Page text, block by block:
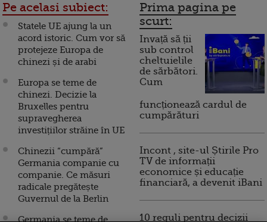
Pe acelasi subiect:
Statele UE ajung la un
acord istoric. Cum vor să
protejeze Europa de
chinezi și de arabi
Europa se teme de
chinezi. Decizie la
Bruxelles pentru
supravegherea
investițiilor străine în UE
Chinezii “cumpără”
Germania companie cu
companie. Ce măsuri
radicale pregătește
Guvernul de la Berlin
Germania se teme de
Prima pagina pe
scurt:
Invață să ții
sub control
cheltuielile
de sărbători.
Cum
funcționează cardul de
cumpărături
Incont , site-ul Știrile Pro
TV de informații
economice și educație
financiară, a devenit iBani
10 reguli pentru decizii